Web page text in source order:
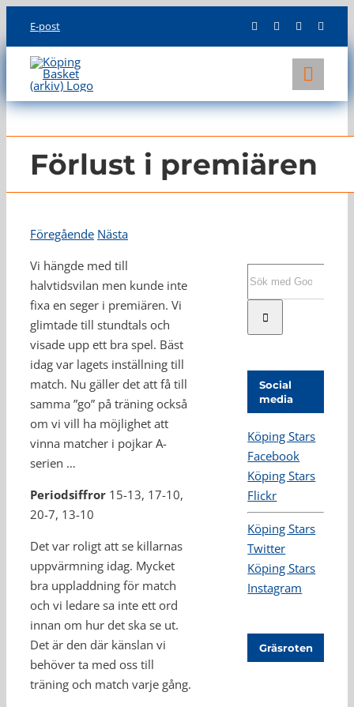
content
E-post
KLUBBEN
LAG
INFO
Förlust i premiären
Föregående Nästa
Vi hängde med till
halvtidsvilan men kunde inte
fixa en seger i premiären. Vi
glimtade till stundtals och
visade upp ett bra spel. Bäst
idag var lagets inställning till
match. Nu gäller det att få till
samma ”go” på träning också
om vi vill ha möjlighet att
vinna matcher i pojkar A-
serien …
Periodsiffror 15-13, 17-10,
20-7, 13-10
Det var roligt att se killarnas
uppvärmning idag. Mycket
bra uppladdning för match
och vi ledare sa inte ett ord
innan om hur det ska se ut.
Det är den där känslan vi
behöver ta med oss till
träning och match varje gång.
Social
media
Köping Stars
Facebook
Köping Stars
Flickr
Köping Stars
Twitter
Köping Stars
Instagram
Gräsroten